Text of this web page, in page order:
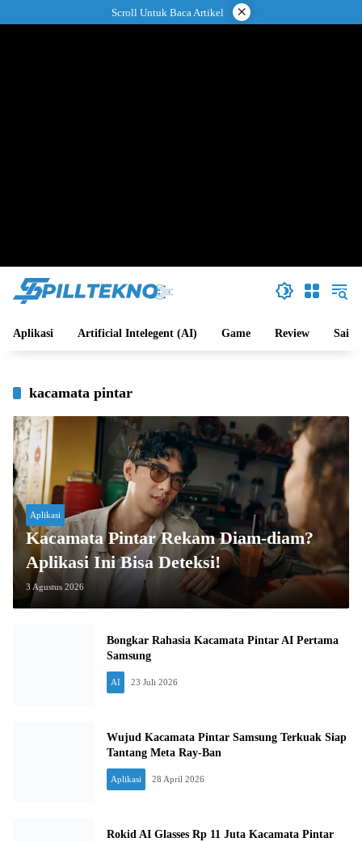
ke
Scroll Untuk Baca Artikel ×
Aplikasi Artificial Intelegent (AI) Game Review Sains
kacamata pintar
Aplikasi
Kacamata Pintar Rekam Diam-diam?
Aplikasi Ini Bisa Deteksi!
3 Agustus 2026
Bongkar Rahasia Kacamata Pintar AI Pertama
Samsung
AI 23 Juli 2026
Wujud Kacamata Pintar Samsung Terkuak Siap
Tantang Meta Ray-Ban
Aplikasi 28 April 2026
Rokid AI Glasses Rp 11 Juta Kacamata Pintar